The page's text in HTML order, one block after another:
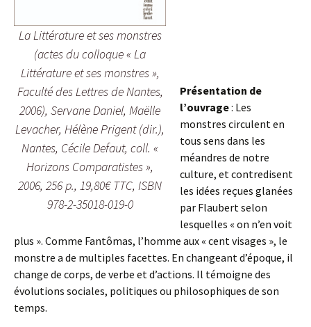
La Littérature et ses monstres
(actes du colloque « La
Littérature et ses monstres »,
Faculté des Lettres de Nantes,
2006), Servane Daniel, Maëlle
Levacher, Hélène Prigent (dir.),
Nantes, Cécile Defaut, coll. «
Horizons Comparatistes »,
2006, 256 p., 19,80€ TTC, ISBN
978-2-35018-019-0
Présentation de
l’ouvrage: Les
monstres circulent en
tous sens dans les
méandres de notre
culture, et contredisent
les idées reçues glanées
par Flaubert selon
lesquelles « on n’en voit
plus ». Comme Fantômas, l’homme aux « cent visages », le
monstre a de multiples facettes. En changeant d’époque, il
change de corps, de verbe et d’actions. Il témoigne des
évolutions sociales, politiques ou philosophiques de son
temps.